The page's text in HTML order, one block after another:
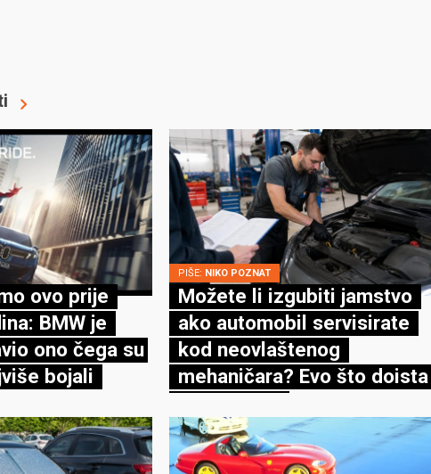
ovo prije
BMW je
ono čega su
bojali
PIŠE: NIKO POZNAT
Možete li izgubiti jamstvo
ako automobil servisirate
kod neovlaštenog
mehaničara? Evo što doista